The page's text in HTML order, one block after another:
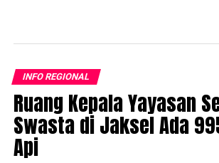
INFO REGIONAL
Ruang Kepala Yayasan
Swasta di Jaksel Ada
Api